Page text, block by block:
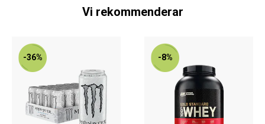
Vi rekommenderar
-36% -8%